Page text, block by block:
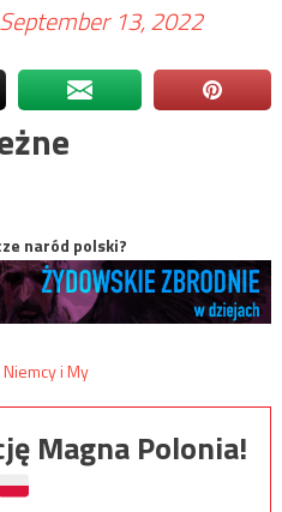
September 13, 2022
naród polski?
Magna Polonia!